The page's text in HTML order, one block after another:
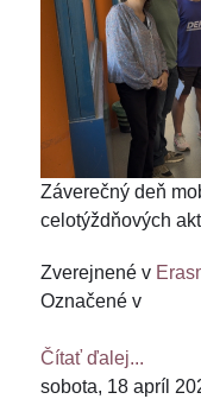
Záverečný deň
celotýždňových
Zverejnené v
Označené v
Čítať ďalej...
sobota, 18 apríl